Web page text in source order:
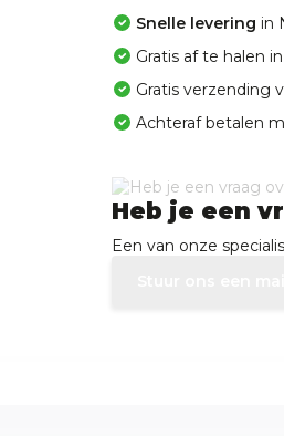
Snelle levering in
Gratis af te halen
Gratis verzending
Achteraf betalen
Heb je een
Een van onze